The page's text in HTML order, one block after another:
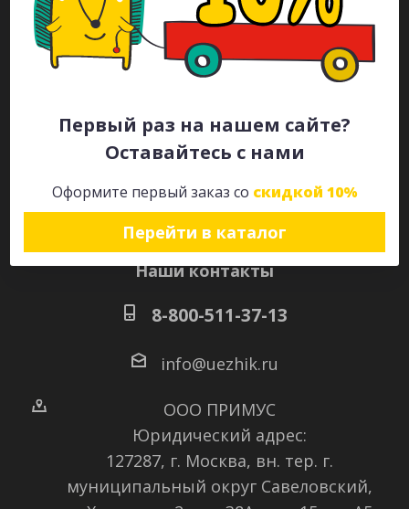
Первый раз на нашем сайте?
Оставайтесь с нами
Оформите первый заказ со скидкой 10%
Перейти в каталог
Каталог
Будьте всегда в курсе!
Наши контакты
8-800-511-37-13
info@uezhik.ru
ООО ПРИМУС
Юридический адрес:
127287, г. Москва, вн. тер. г.
муниципальный округ Савеловский,